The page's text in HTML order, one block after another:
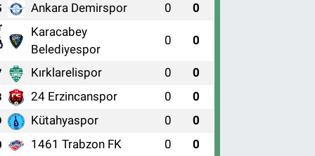
Ankara Demirspor 0 0
Karacabey
Belediyespor
0 0
Kırklarelispor 0 0
24 Erzincanspor 0 0
Kütahyaspor 0 0
1461 Trabzon FK 0 0